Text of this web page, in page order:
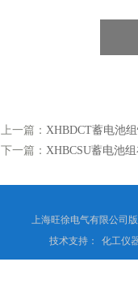
上一篇： XHBDCT蓄电池
下一篇： XHBCSU蓄电池
上海旺徐电气有限公司
技术支持：
化工仪